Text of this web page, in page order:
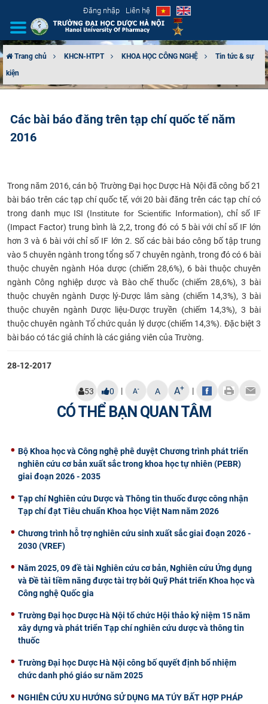
Đăng nhập Liên hệ
GIỚI THIỆU
TUYỂN SINH
ĐẢM BẢO CHẤT LƯỢNG
KHOA HỌC CÔNG NGHỆ
HTQT
CỰU NGƯỜI HỌC
Trang chủ KHCN-HTPT KHOA HỌC CÔNG NGHỆ
Tin tức & sự
kiện
Các bài báo đăng trên tạp chí quốc tế năm
2016
Trong năm 2016, cán bộ Trường Đại học Dược Hà Nội đã công bố 21
bài báo trên các tạp chí quốc tế, với 20 bài đăng trên các tạp chí có
trong danh mục ISI (Institute for Scientific Information), chỉ số IF
(Impact Factor) trung bình là 2,2, trong đó có 5 bài với chỉ số IF lớn
hơn 3 và 6 bài với chỉ số IF lớn 2. Số các bài báo công bố tập trung
vào 5 chuyên ngành trong tổng số 7 chuyên ngành, trong đó có 6 bài
thuộc chuyên ngành Hóa dược (chiếm 28,6%), 6 bài thuộc chuyên
ngành Công nghiệp dược và Bào chế thuốc (chiếm 28,6%), 3 bài
thuộc chuyên ngành Dược lý-Dược lâm sàng (chiếm 14,3%), 3 bài
thuộc chuyên ngành Dược liệu-Dược truyền (chiếm 14,3%), 3 bài
thuộc chuyên ngành Tổ chức quản lý dược (chiếm 14,3%). Đặc biệt 3
bài báo có tác giả chính là các giảng viên của Trường.
28-12-2017
53 0 | A- A A+ |
CÓ THỂ BẠN QUAN TÂM
Bộ Khoa học và Công nghệ phê duyệt Chương trình phát triển
nghiên cứu cơ bản xuất sắc trong khoa học tự nhiên (PEBR)
giai đoạn 2026 - 2035
Tạp chí Nghiên cứu Dược và Thông tin thuốc được công nhận
Tạp chí đạt Tiêu chuẩn Khoa học Việt Nam năm 2026
Chương trình hỗ trợ nghiên cứu sinh xuất sắc giai đoạn 2026 -
2030 (VREF)
Năm 2025, 09 đề tài Nghiên cứu cơ bản, Nghiên cứu Ứng dụng
và Đề tài tiềm năng được tài trợ bởi Quỹ Phát triển Khoa học và
Công nghệ Quốc gia
Trường Đại học Dược Hà Nội tổ chức Hội thảo kỷ niệm 15 năm
xây dựng và phát triển Tạp chí nghiên cứu dược và thông tin
thuốc
Trường Đại học Dược Hà Nội công bố quyết định bổ nhiệm
chức danh phó giáo sư năm 2025
NGHIÊN CỨU XU HƯỚNG SỬ DỤNG MA TÚY BẤT HỢP PHÁP